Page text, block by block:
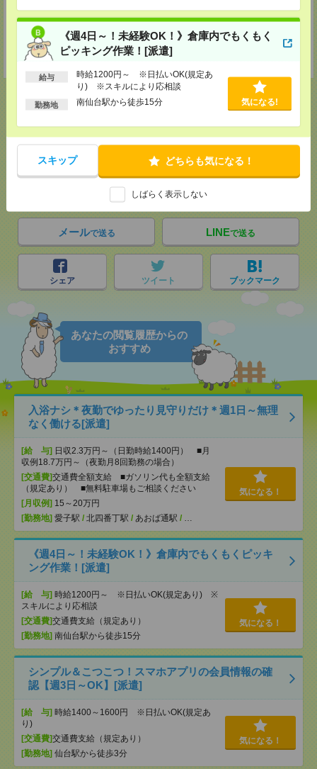
《週4日～！未経験OK！》倉庫内でもくもく
ピッキング作業！[派遣]
給与
時給1200円～ ※日払いOK(規定あ
り) ※スキルにより応相談
勤務地 南仙台駅から徒歩15分 気になる!
スキップ どちらも気になる！
しばらく表示しない
担当：採用担当
登録交通費
★今ならご来社登録でQUOカード2000円分をプレゼント中★
応募ページへ
気になる！
メールで送る LINEで送る
シェア ツイート ブックマーク
あなたの閲覧履歴からの
おすすめ
入浴ナシ＊夜勤でゆったり見守りだけ＊週1日～無理
なく働ける[派遣]
[給 与] 日収2.3万円～（日勤時給1400円） ■月
収例18.7万円～（夜勤月8回勤務の場合）
[交通費]交通費全額支給 ■ガソリン代も全額支給
（規定あり） ■無料駐車場もご相談ください
[月収例] 15～20万円
[勤務地] 愛子駅 / 北四番丁駅 / あおば通駅 / …
気になる！
《週4日～！未経験OK！》倉庫内でもくもくピッキ
ング作業！[派遣]
[給 与] 時給1200円～ ※日払いOK(規定あり) ※
スキルにより応相談
[交通費]交通費支給（規定あり）
[勤務地] 南仙台駅から徒歩15分
気になる！
シンプル＆こつこつ！スマホアプリの会員情報の確
認【週3日～OK】[派遣]
[給 与] 時給1400～1600円 ※日払いOK(規定あ
り)
[交通費]交通費支給（規定あり）
[勤務地] 仙台駅から徒歩3分
気になる！